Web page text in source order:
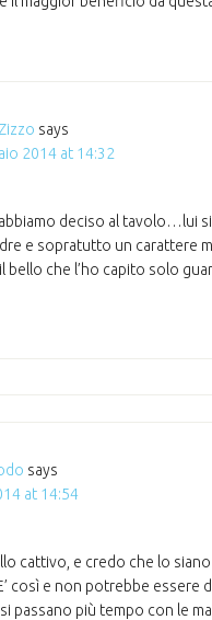
says
2014 at 14:32
deciso al tavolo…lui
e sopratutto un carattere
bello che l’ho capito solo
says
at 14:54
cattivo, e credo che lo siano
così e non potrebbe essere
passano più tempo con le